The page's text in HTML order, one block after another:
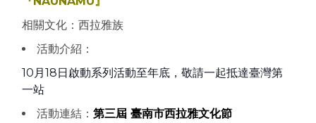
相關文化：西拉雅族
活動介紹：
10月18日啟動系列活動至年底，敬請一起抵達臺灣第
一站
活動連結：第三屆 臺南市西拉雅文化節